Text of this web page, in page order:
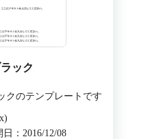
ック
クのテンプレートです
日：2016/12/08